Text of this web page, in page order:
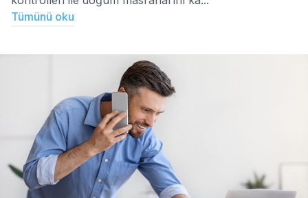
Tümünü oku